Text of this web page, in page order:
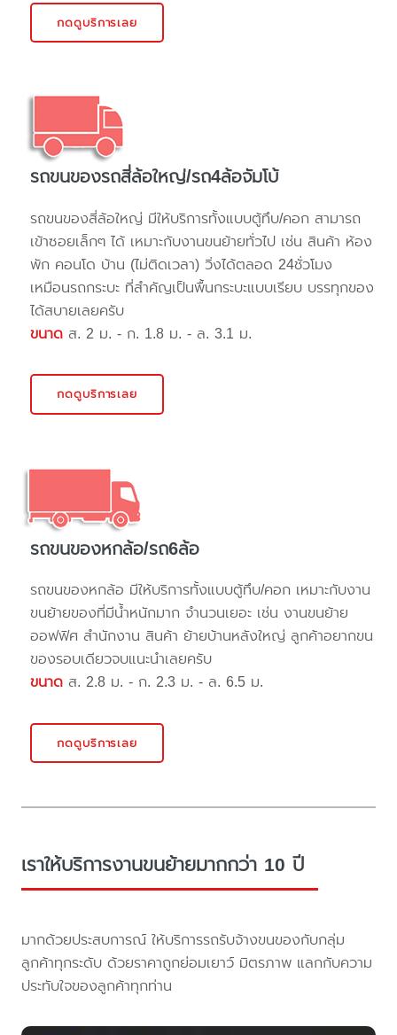
กดดูบริการเลย
รถขนของรถสี่ล้อใหญ่/รถ4ล้อจัมโบ้
รถขนของสี่ล้อใหญ่ มีให้บริการทั้งแบบตู้ทึบ/คอก สามารถ
เข้าซอยเล็กๆ ได้ เหมาะกับงานขนย้ายทั่วไป เช่น สินค้า ห้อง
พัก คอนโด บ้าน (ไม่ติดเวลา) วิ่งได้ตลอด 24ชั่วโมง
เหมือนรถกระบะ ที่สำคัญเป็นพื้นกระบะแบบเรียบ บรรทุกของ
ได้สบายเลยครับ
ขนาด ส. 2 ม. - ก. 1.8 ม. - ล. 3.1 ม.
กดดูบริการเลย
รถขนของหกล้อ/รถ6ล้อ
รถขนของหกล้อ มีให้บริการทั้งแบบตู้ทึบ/คอก เหมาะกับงาน
ขนย้ายของที่มีน้ำหนักมาก จำนวนเยอะ เช่น งานขนย้าย
ออฟฟิศ สำนักงาน สินค้า ย้ายบ้านหลังใหญ่ ลูกค้าอยากขน
ของรอบเดียวจบแนะนำเลยครับ
ขนาด ส. 2.8 ม. - ก. 2.3 ม. - ล. 6.5 ม.
กดดูบริการเลย
เราให้บริการงานขนย้ายมากกว่า 10 ปี
มากด้วยประสบการณ์ ให้บริการรถรับจ้างขนของกับกลุ่ม
ลูกค้าทุกระดับ ด้วยราคาถูกย่อมเยาว์ มิตรภาพ แลกกับความ
ประทับใจของลูกค้าทุกท่าน